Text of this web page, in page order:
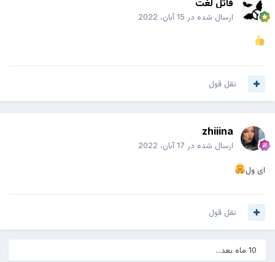
قاتل لغت
ارسال شده در 15 آبان، 2022
نقل قول
zhiiina
ارسال شده در 17 آبان، 2022
ای ول
نقل قول
10 ماه بعد...